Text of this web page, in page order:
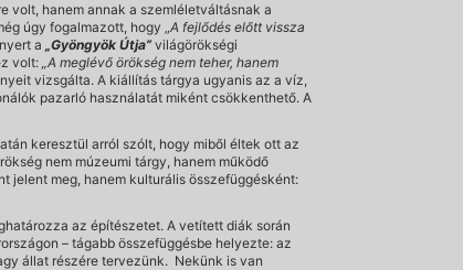
volt, hanem annak a szemléletváltásnak a
úgy fogalmazott, hogy „A fejlődés előtt vissza
a „Gyöngyök Útja”világörökségi
volt: „A meglévő örökség nem teher, hanem
vizsgálta. A kiállítás tárgya ugyanis az a víz,
pazarló használatát miként csökkenthető. A
keresztül arról szólt, hogy miből éltek ott az
nem múzeumi tárgy, hanem működő
jelent meg, hanem kulturális összefüggésként:
az építészetet. A vetített diák során
– tágabb összefüggésbe helyezte: az
állat részére tervezünk. Nekünk is van